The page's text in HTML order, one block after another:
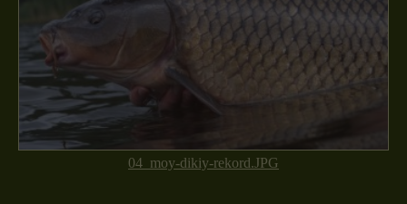
04_moy-dikiy-rekord.JPG